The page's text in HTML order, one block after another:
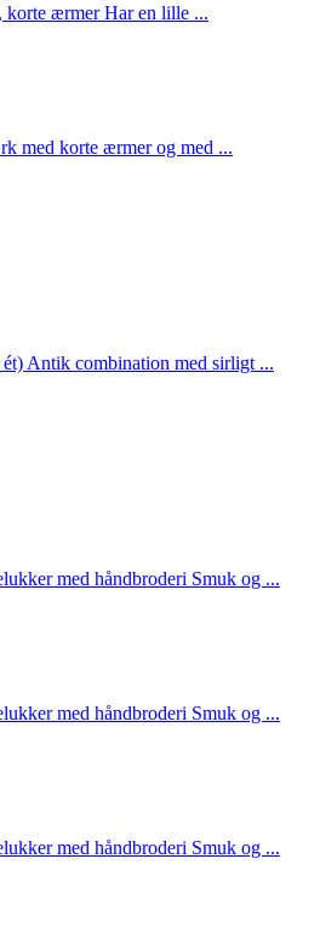
ærmer Har en lille ...
med korte ærmer og med ...
Antik combination med sirligt ...
med håndbroderi Smuk og ...
med håndbroderi Smuk og ...
med håndbroderi Smuk og ...